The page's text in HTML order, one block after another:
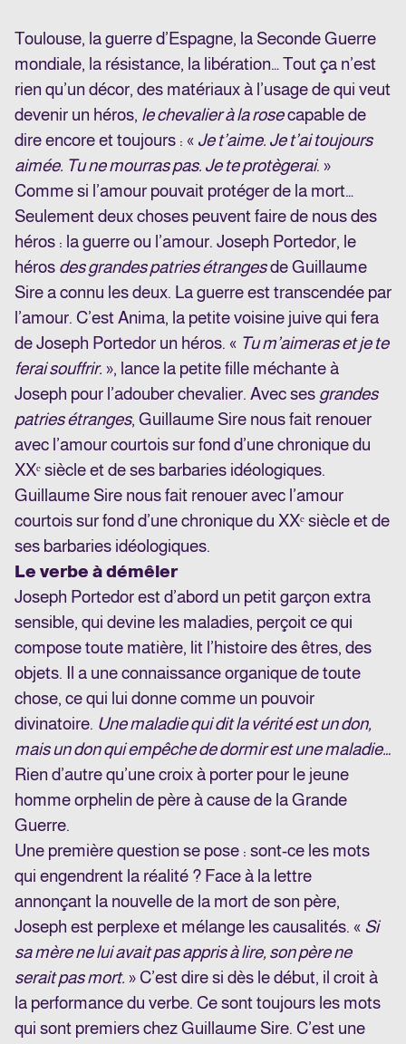
Toulouse, la guerre d’Espagne, la Seconde Guerre
mondiale, la résistance, la libération… Tout ça n’est
rien qu’un décor, des matériaux à l’usage de qui veut
devenir un héros, le chevalier à la rosecapable de
dire encore et toujours : « Je t’aime. Je t’ai toujours
aimée. Tu ne mourras pas. Je te protègerai. »
Comme si l’amour pouvait protéger de la mort…
Seulement deux choses peuvent faire de nous des
héros : la guerre ou l’amour. Joseph Portedor, le
héros des grandes patries étrangesde Guillaume
Sire a connu les deux. La guerre est transcendée par
l’amour. C’est Anima, la petite voisine juive qui fera
de Joseph Portedor un héros. « Tu m’aimeras et je te
ferai souffrir. », lance la petite fille méchante à
Joseph pour l’adouber chevalier. Avec ses grandes
patries étranges, Guillaume Sire nous fait renouer
avec l’amour courtois sur fond d’une chronique du
XXᵉ siècle et de ses barbaries idéologiques.
Guillaume Sire nous fait renouer avec l’amour
courtois sur fond d’une chronique du XXᵉ siècle et de
ses barbaries idéologiques.
Le verbe à démêler
Joseph Portedor est d’abord un petit garçon extra
sensible, qui devine les maladies, perçoit ce qui
compose toute matière, lit l’histoire des êtres, des
objets. Il a une connaissance organique de toute
chose, ce qui lui donne comme un pouvoir
divinatoire. Une maladie qui dit la vérité est un don,
mais un don qui empêche de dormir est une maladie…
Rien d’autre qu’une croix à porter pour le jeune
homme orphelin de père à cause de la Grande
Guerre.
Une première question se pose : sont-ce les mots
qui engendrent la réalité ? Face à la lettre
annonçant la nouvelle de la mort de son père,
Joseph est perplexe et mélange les causalités. « Si
sa mère ne lui avait pas appris à lire, son père ne
serait pas mort. » C’est dire si dès le début, il croit à
la performance du verbe. Ce sont toujours les mots
qui sont premiers chez Guillaume Sire. C’est une